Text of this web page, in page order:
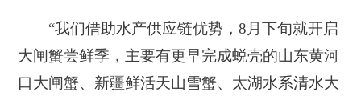
“我们借助水产供应链优势，8月下旬就开启
大闸蟹尝鲜季，主要有更早完成蜕壳的山东黄河
口大闸蟹、新疆鲜活天山雪蟹、太湖水系清水大